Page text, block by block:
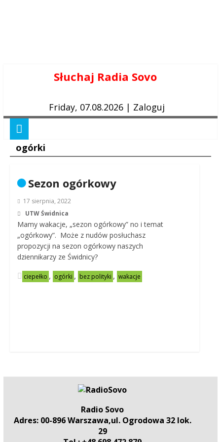
Słuchaj Radia Sovo
Friday, 07.08.2026 | Zaloguj
ogórki
Sezon ogórkowy
17 sierpnia, 2022
UTW Świdnica
Mamy wakacje, „sezon ogórkowy” no i temat
„ogórkowy”. Może z nudów posłuchasz
propozycji na sezon ogórkowy naszych
dziennikarzy ze Świdnicy?
ciepełko , ogórki , bez polityki , wakacje
Radio Sovo
Adres: 00-896 Warszawa,ul. Ogrodowa 32 lok.
29